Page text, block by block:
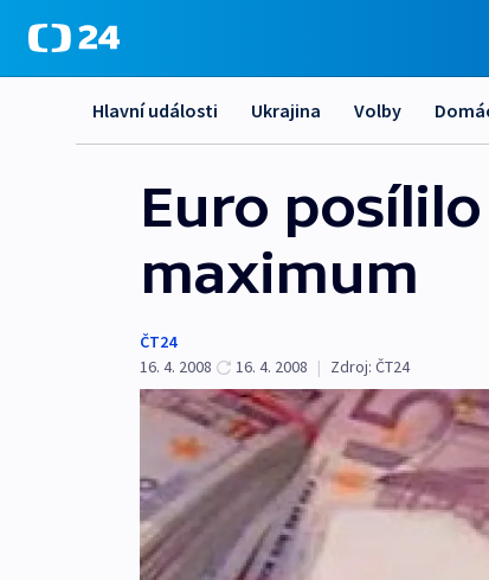
Hlavní události Ukrajina Volby
Euro
maximum
ČT24
16. 4. 2008
16. 4. 2008 | Zdroj: ČT24